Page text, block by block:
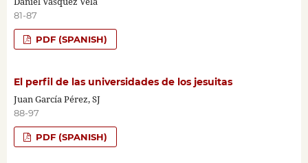
81-87
PDF (SPANISH)
El perfil de las universidades de los jesuitas
Juan García Pérez, SJ
88-97
PDF (SPANISH)